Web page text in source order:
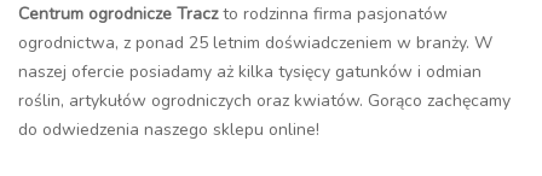
Centrum ogrodnicze Traczto rodzinna firma pasjonatów
ogrodnictwa, z ponad 25 letnim doświadczeniem w branży. W
naszej ofercie posiadamy aż kilka tysięcy gatunków i odmian
roślin, artykułów ogrodniczych oraz kwiatów. Gorąco zachęcamy
do odwiedzenia naszego sklepu online!